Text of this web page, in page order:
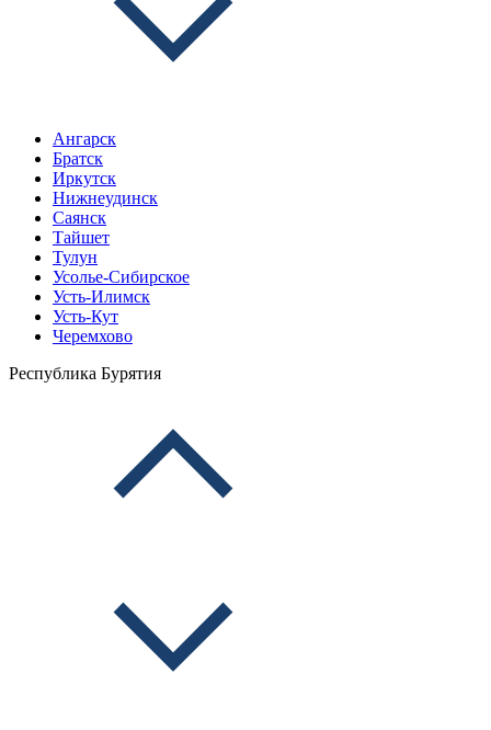
Ангарск
Братск
Иркутск
Нижнеудинск
Саянск
Тайшет
Тулун
Усолье-Сибирское
Усть-Илимск
Усть-Кут
Черемхово
Республика Бурятия